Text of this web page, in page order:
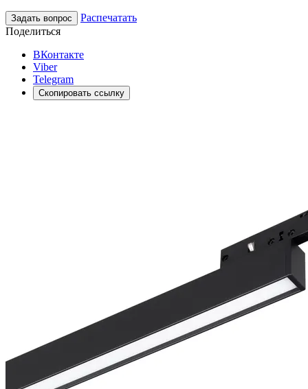
Задать вопрос
Распечатать
Поделиться
ВКонтакте
Viber
Telegram
Скопировать ссылку